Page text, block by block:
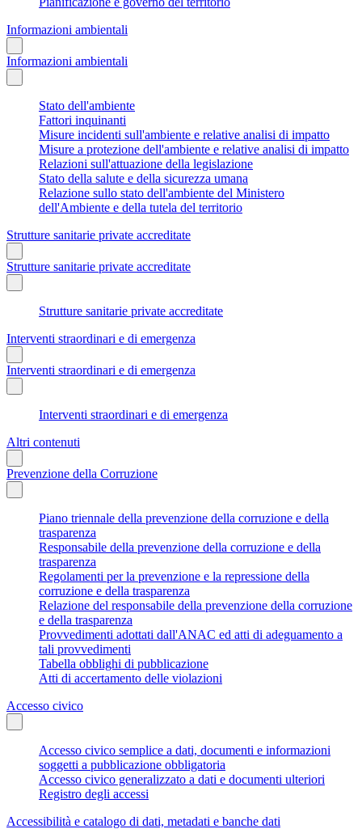
Informazioni ambientali
Informazioni ambientali
Stato dell'ambiente
Fattori inquinanti
Misure incidenti sull'ambiente e relative analisi di impatto
Misure a protezione dell'ambiente e relative analisi di impatto
Relazioni sull'attuazione della legislazione
Stato della salute e della sicurezza umana
Relazione sullo stato dell'ambiente del Ministero
dell'Ambiente e della tutela del territorio
Strutture sanitarie private accreditate
Strutture sanitarie private accreditate
Strutture sanitarie private accreditate
Interventi straordinari e di emergenza
Interventi straordinari e di emergenza
Interventi straordinari e di emergenza
Altri contenuti
Prevenzione della Corruzione
Piano triennale della prevenzione della corruzione e della
trasparenza
Responsabile della prevenzione della corruzione e della
trasparenza
Regolamenti per la prevenzione e la repressione della
corruzione e della trasparenza
Relazione del responsabile della prevenzione della corruzione
e della trasparenza
Provvedimenti adottati dall'ANAC ed atti di adeguamento a
tali provvedimenti
Tabella obblighi di pubblicazione
Atti di accertamento delle violazioni
Accesso civico
Accesso civico semplice a dati, documenti e informazioni
soggetti a pubblicazione obbligatoria
Accesso civico generalizzato a dati e documenti ulteriori
Registro degli accessi
Accessibilità e catalogo di dati, metadati e banche dati